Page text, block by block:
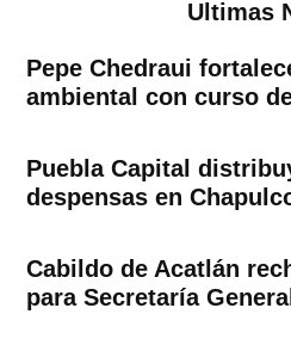
Ultimas
Pepe Chedraui
ambiental con curso
Puebla Capital
despensas en
Cabildo de Acatlán
para Secretaría